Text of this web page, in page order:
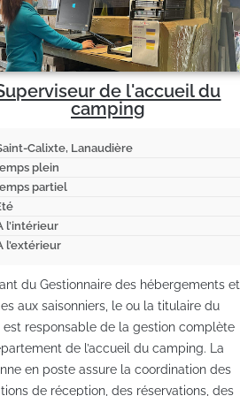
de l'accueil du
camping
Calixte, Lanaudière
plein
partiel
l’intérieur
l’extérieur
du Gestionnaire des hébergements et
aux saisonniers, le ou la titulaire du
est responsable de la gestion complète
de l’accueil du camping. La
en poste assure la coordination des
de réception, des réservations, des